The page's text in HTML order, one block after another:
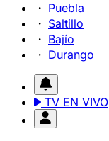
Puebla
Saltillo
Bajío
Durango
TV EN VIVO